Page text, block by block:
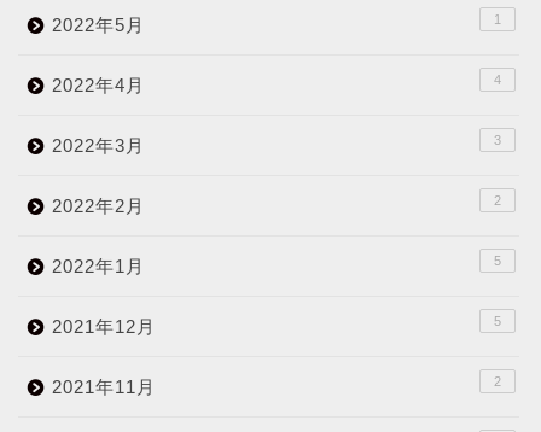
2022年5月 1
2022年4月 4
2022年3月 3
2022年2月 2
2022年1月 5
2021年12月 5
2021年11月 2